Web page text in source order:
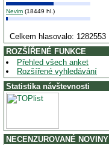
Nevim (18449 hl.)
Celkem hlasovalo: 1282553
ROZŠÍŘENÉ FUNKCE
Přehled všech anket
Rozšířené vyhledávání
Statistika návštevnosti
NECENZUROVANÉ NOVINY